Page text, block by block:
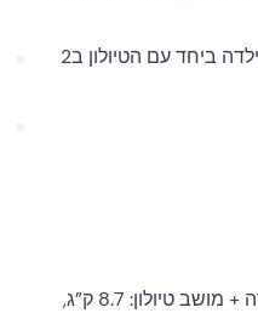
קיפול ביד אחת , ניתן לקפל את השילדה ביחד עם הטיולון ב2
משקל העגלה: שלדה:5.5 ק”ג, שלדה + מושב טיולון: 8.7 ק”ג,